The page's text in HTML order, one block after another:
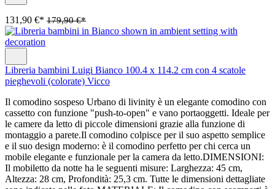
131,90 €* 179,90 €*
Libreria bambini Luigi Bianco 100.4 x 114.2 cm con 4 scatole
pieghevoli (colorate) Vicco
Il comodino sospeso Urbano di livinity è un elegante comodino con
cassetto con funzione "push-to-open" e vano portaoggetti. Ideale per
le camere da letto di piccole dimensioni grazie alla funzione di
montaggio a parete.Il comodino colpisce per il suo aspetto semplice
e il suo design moderno: è il comodino perfetto per chi cerca un
mobile elegante e funzionale per la camera da letto.DIMENSIONI:
Il mobiletto da notte ha le seguenti misure: Larghezza: 45 cm,
Altezza: 28 cm, Profondità: 25,3 cm. Tutte le dimensioni dettagliate